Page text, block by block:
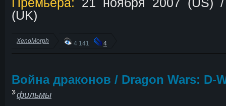
(UK)
XenoMorph 4 141 4
Война драконов / Dragon Wars: D-
фильмы